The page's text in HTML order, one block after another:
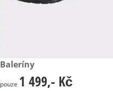
1 499,- Kč
Baleríny
1 499,- Kč
pouze 1 499,- Kč